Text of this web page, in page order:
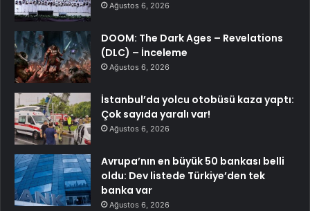
Ağustos 6, 2026
DOOM: The Dark Ages – Revelations
(DLC) – İnceleme
Ağustos 6, 2026
İstanbul’da yolcu otobüsü kaza yaptı:
Çok sayıda yaralı var!
Ağustos 6, 2026
Avrupa’nın en büyük 50 bankası belli
oldu: Dev listede Türkiye’den tek
banka var
Ağustos 6, 2026